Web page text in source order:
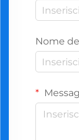
Nome